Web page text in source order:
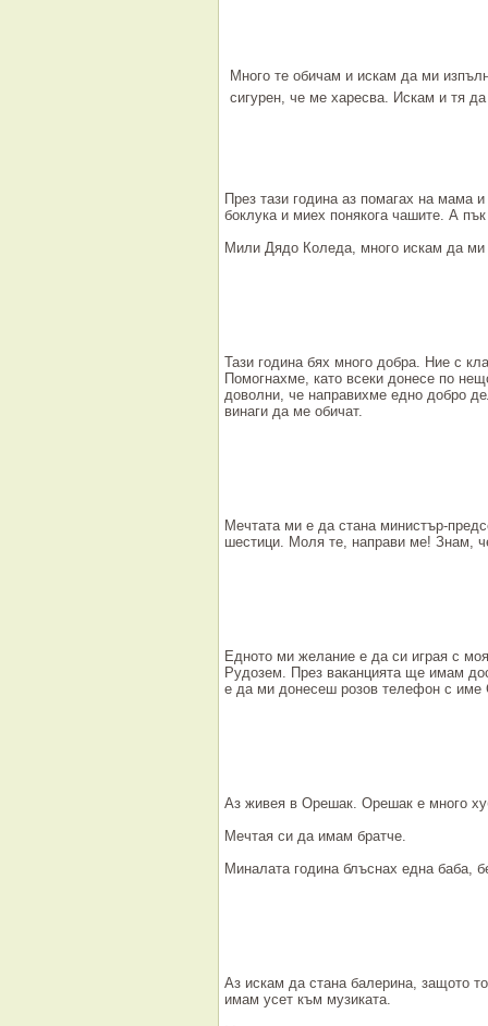
Много те обичам и искам да ми
сигурен, че ме харесва. Искам и тя
През тази година аз помагах на мама
боклука и миех понякога чашите. А
Мили Дядо Коледа, много искам да ми
Тази година бях много добра. Ние с
Помогнахме, като всеки донесе по
доволни, че направихме едно добро
винаги да ме обичат.
Мечтата ми е да стана министър-
шестици. Моля те, направи ме! Знам,
Едното ми желание е да си играя с
Рудозем. През ваканцията ще имам
е да ми донесеш розов телефон с име
Аз живея в Орешак. Орешак е много
Мечтая си да имам братче.
Миналата година блъснах една баба,
Аз искам да стана балерина, защото
имам усет към музиката.